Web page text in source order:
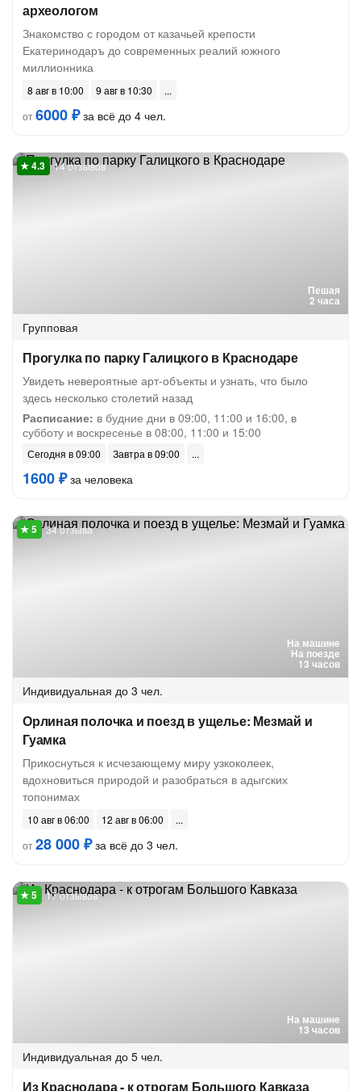
археологом
Знакомство с городом от казачьей крепости
Екатеринодаръ до современных реалий южного
миллионника
8 авг в 10:00
9 авг в 10:30
от6000 ₽за всё до 4 чел.
Пешая
2 часа
14 отзывов
Групповая
Прогулка по парку Галицкого в Краснодаре
Увидеть невероятные арт-объекты и узнать, что было
здесь несколько столетий назад
Расписание: в будние дни в 09:00, 11:00 и 16:00, в
субботу и воскресенье в 08:00, 11:00 и 15:00
Сегодня в 09:00 Завтра в 09:00
1600 ₽за человека
На машине
На поезде
13 часов
34 отзыва
Индивидуальная до 3 чел.
Орлиная полочка и поезд в ущелье: Мезмай и
Гуамка
Прикоснуться к исчезающему миру узкоколеек,
вдохновиться природой и разобраться в адыгских
топонимах
10 авг в 06:00
12 авг в 06:00
от28 000 ₽за всё до 3 чел.
На машине
13 часов
17 отзывов
Индивидуальная до 5 чел.
Из Краснодара - к отрогам Большого Кавказа